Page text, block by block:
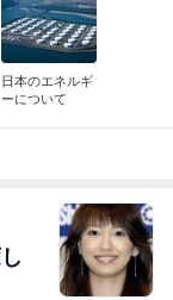
日本のエネルギ
ーについて